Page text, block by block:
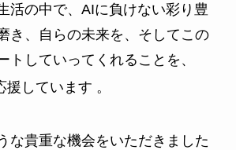
活の中で、AIに負けない彩り豊
き、自らの未来を、そしてこの
トしていってくれることを、
援しています 。
な貴重な機会をいただきました